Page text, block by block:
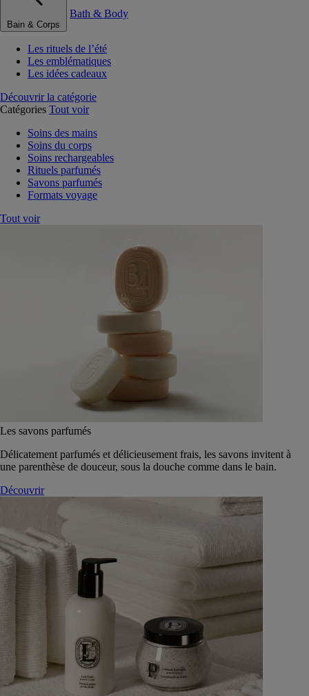
Bain & Corps
Bath & Body
Les rituels de l’été
Les emblématiques
Les idées cadeaux
Découvrir la catégorie
Catégories Tout voir
Soins des mains
Soins du corps
Soins rechargeables
Rituels parfumés
Savons parfumés
Formats voyage
Tout voir
Les savons parfumés
Délicatement parfumés et délicieusement frais, les savons invitent à
une parenthèse de douceur, sous la douche comme dans le bain.
Découvrir